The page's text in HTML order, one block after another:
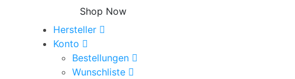
Shop Now
Hersteller
Konto
Bestellungen
Wunschliste